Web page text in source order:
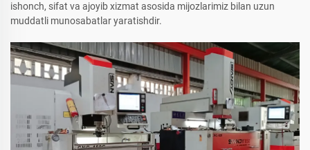
ishonch, sifat va ajoyib xizmat asosida mijozlarimiz bilan uzun
muddatli munosabatlar yaratishdir.